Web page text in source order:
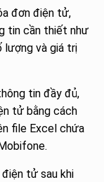
đơn điện tử,
tin cần thiết như
lượng và giá trị
tin đầy đủ,
tử bằng cách
file Excel chứa
điện tử sau khi